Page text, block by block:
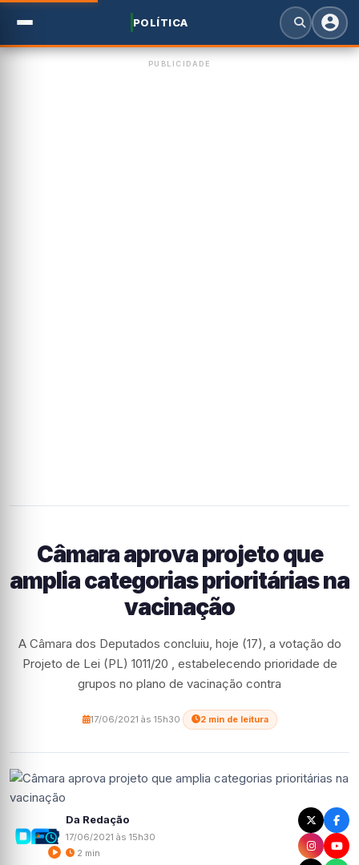
POLÍTICA
PUBLICIDADE
Câmara aprova projeto que
amplia categorias prioritárias na
vacinação
A Câmara dos Deputados concluiu, hoje (17), a votação do
Projeto de Lei (PL) 1011/20 , estabelecendo prioridade de
grupos no plano de vacinação contra
17/06/2021 às 15h30 2 min de leitura
Da Redação
17/06/2021 às 15h30
2 min